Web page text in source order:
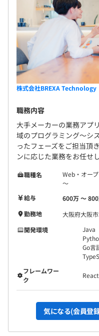
株式会社BREXA Technology
職務内容
大手メーカーの業務アプ
域のプログラミング～シ
ったフェーズをご担当頂
ンに応じた業務をお任せ
職種名
Web・オー
～
給与
600万 〜
勤務地
大阪府大阪
開発環境
Java
Go言
フレームワー
ク
React
気になる(会員登